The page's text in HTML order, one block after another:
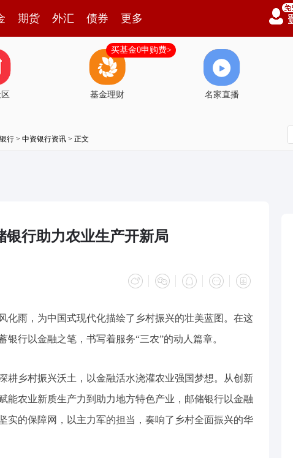
期货 外汇 债券 更多
基金理财
买基金0申购费>
名家直播
银行 > 中资银行资讯 > 正文
银行助力农业生产开新局
雨，为中国式现代化描绘了乡村振兴的壮美蓝图。在这
银行以金融之笔，书写着服务“三农”的动人篇章。
乡村振兴沃土，以金融活水浇灌农业强国梦想。从创新
能农业新质生产力到助力地方特色产业，邮储银行以金融
实的保障网，以主力军的担当，奏响了乡村全面振兴的华